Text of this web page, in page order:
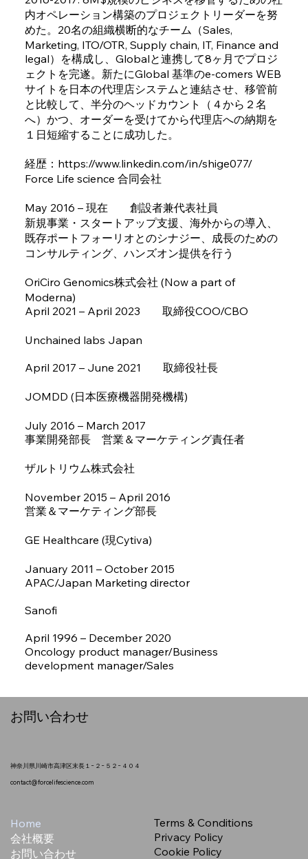
内オペレーション構築のプロジェクトリーダーを努
めた。20名の組織横断的なチーム（Sales,
Marketing, ITO/OTR, Supply chain, IT, Finance and
legal）を構成し、Globalと連携して8ヶ月でプロジ
ェクトを完遂。新たにGlobal 基準のe-comers WEB
サイトを日本の代理店システムと連結させ、移管前
と比較して、半分のヘッドカウント（４から２名
へ）かつ、オーダーを受けてから代理店への納期を
１日短縮することに成功した。
経歴： https://www.linkedin.com/in/shige077/
Force Life science 合同会社
May 2016 – 現在 創設者兼代表社員
新規事業・スタートアップ支援、海外からの導入、
既存ポートフォーリオとのシナジー、成長のための
コンサルティング、ハンズオン提供を行う
OriCiro Genomics株式会社 (Now a part of
Moderna)
April 2021 – April 2023 取締役COO/CBO​
Unchained labs Japan
April 2017 – June 2021 取締役社長​
JOMDD (日本医療機器開発機構)
July 2016 – March 2017
事業開発部長 営業＆マーケティング責任者​
ザルトリウム株式会社
November 2015 – April 2016
営業＆マーケティング部長​
GE Healthcare (現Cytiva)
January 2011 – October 2015
APAC/Japan Marketing director
Sanofi
April 1996 – December 2020
Oncology product manager/Business
development manager/Sales
​お問い合わせ
神奈川県川崎市高津区末長１−２−５２−４０４
contact@forcelifescience.com
Home
会社概要
お問い合わせ
Cookie Policy
Privacy Policy
Terms & Conditions